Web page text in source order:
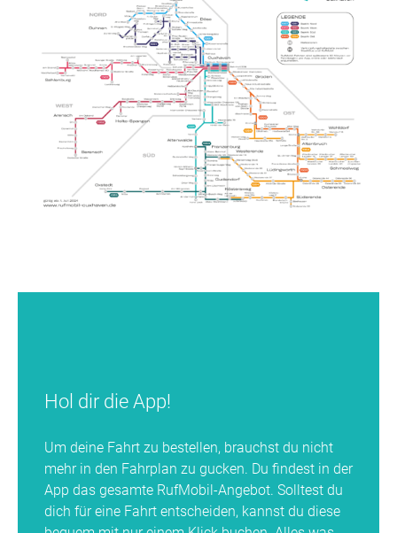
Hol dir die App!
Um deine Fahrt zu bestellen, brauchst du nicht
mehr in den Fahrplan zu gucken. Du findest in der
App das gesamte RufMobil-Angebot. Solltest du
dich für eine Fahrt entscheiden, kannst du diese